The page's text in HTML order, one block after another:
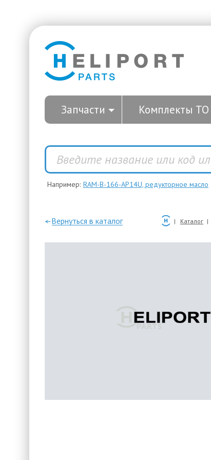
Запчасти Комплекты ТО
Например: RAM-B-166-AP14U, редукторное масло
—Вернуться в каталог Каталог